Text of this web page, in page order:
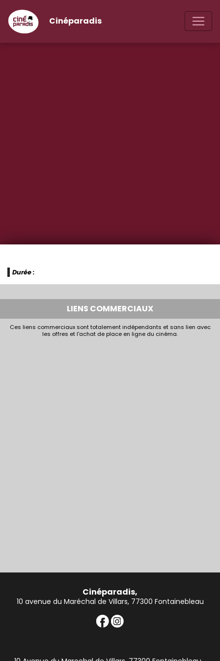
Cinéparadis
Durée :
LIENS COMMERCIAUX
Ces liens commerciaux sont totalement indépendants et sans lien avec
les offres et l'achat de place en ligne du cinéma.
Cinéparadis,
10 avenue du Maréchal de Villars, 77300 Fontainebleau